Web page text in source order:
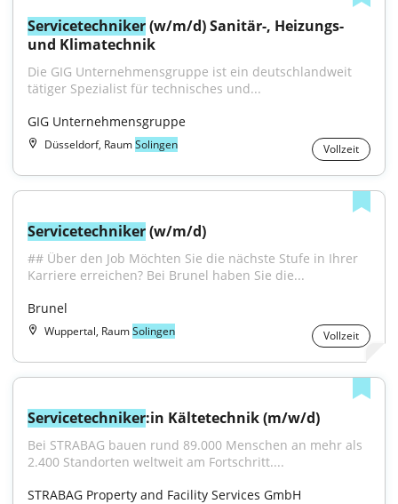
Servicetechniker (w/m/d) Sanitär-, Heizungs-
und Klimatechnik
Die GIG Unternehmensgruppe ist ein deutschlandweit
tätiger Spezialist für technisches und...
GIG Unternehmensgruppe
Düsseldorf, RaumSolingen Vollzeit
Servicetechniker (w/m/d)
## Über den Job Möchten Sie die nächste Stufe in Ihrer
Karriere erreichen? Bei Brunel haben Sie die...
Brunel
Wuppertal, RaumSolingen Vollzeit
Servicetechniker:in Kältetechnik (m/w/d)
Bei STRABAG bauen rund 89.000 Menschen an mehr als
2.400 Standorten weltweit am Fortschritt....
STRABAG Property and Facility Services GmbH